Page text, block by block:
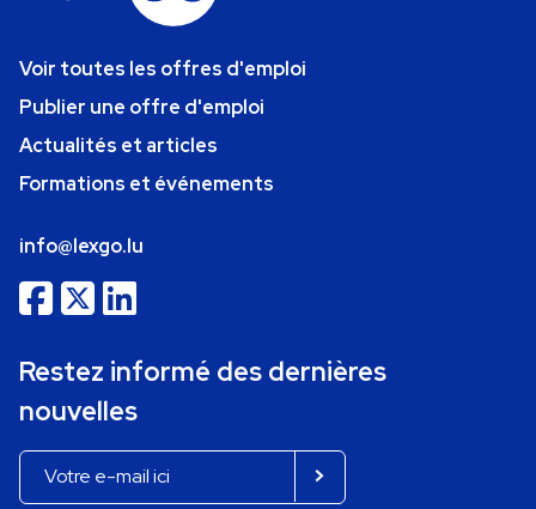
Voir toutes les offres d'emploi
Publier une offre d'emploi
Actualités et articles
Formations et événements
info@lexgo.lu
Restez informé des dernières
nouvelles